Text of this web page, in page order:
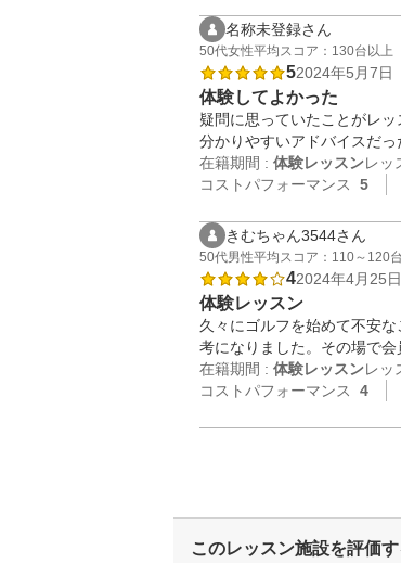
名称未登録さん
50代女性平均スコア：130台以上
52024年5月7日
体験してよかった
疑問に思っていたことがレッ
分かりやすいアドバイスだっ
在籍期間 : 体験レッスンレッ
コストパフォーマンス
5
きむちゃん3544さん
50代男性平均スコア：110～120台
42024年4月25日
体験レッスン
久々にゴルフを始めて不安
考になりました。その場で
在籍期間 : 体験レッスンレッ
コストパフォーマンス
4
このレッスン施設を評価